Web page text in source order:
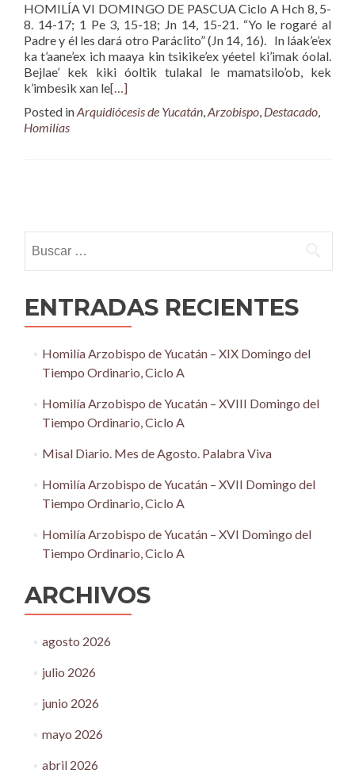
HOMILÍA VI DOMINGO DE PASCUA Ciclo A Hch 8, 5-
8. 14-17; 1 Pe 3, 15-18; Jn 14, 15-21. “Yo le rogaré al
Padre y él les dará otro Paráclito” (Jn 14, 16). In láak’e’ex
ka t’aane’ex ich maaya kin tsikike’ex yéetel ki’imak óolal.
Bejlae’ kek kiki óoltik tulakal le mamatsilo’ob, kek
k’imbesik xan le[…]
Posted inArquidiócesis de Yucatán,Arzobispo, Destacado,
Homilías
navigation
ENTRADAS RECIENTES
Homilía Arzobispo de Yucatán – XIX Domingo del
Tiempo Ordinario, Ciclo A
Homilía Arzobispo de Yucatán – XVIII Domingo del
Tiempo Ordinario, Ciclo A
Misal Diario. Mes de Agosto. Palabra Viva
Homilía Arzobispo de Yucatán – XVII Domingo del
Tiempo Ordinario, Ciclo A
Homilía Arzobispo de Yucatán – XVI Domingo del
Tiempo Ordinario, Ciclo A
ARCHIVOS
agosto 2026
julio 2026
junio 2026
mayo 2026
abril 2026